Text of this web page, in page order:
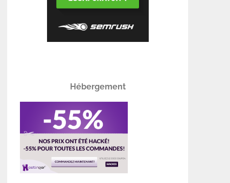
Hébergement